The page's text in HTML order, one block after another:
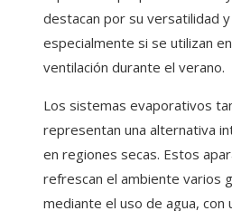
destacan por su versatilidad
especialmente si se utilizan
ventilación durante el verano.
Los sistemas evaporativos
representan una alternativa
en regiones secas. Estos
refrescan el ambiente varios
mediante el uso de agua, con